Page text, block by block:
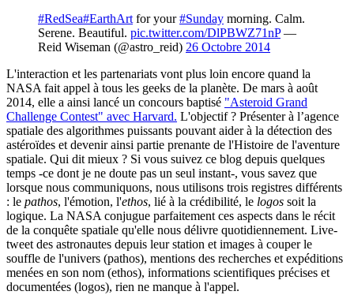
#RedSea#EarthArt for your#Sunday morning. Calm.
Serene. Beautiful. pic.twitter.com/DlPBWZ71nP—
Reid Wiseman (@astro_reid) 26 Octobre 2014
L'interaction et les partenariats vont plus loin encore quand la
NASA fait appel à tous les geeks de la planète. De mars à août
2014, elle a ainsi lancé un concours baptisé "Asteroid Grand
Challenge Contest" avec Harvard. L'objectif ? Présenter à l’agence
spatiale des algorithmes puissants pouvant aider à la détection des
astéroïdes et devenir ainsi partie prenante de l'Histoire de l'aventure
spatiale. Qui dit mieux ? Si vous suivez ce blog depuis quelques
temps -ce dont je ne doute pas un seul instant-, vous savez que
lorsque nous communiquons, nous utilisons trois registres différents
: le pathos, l'émotion, l'ethos, lié à la crédibilité, le logos soit la
logique. La NASA conjugue parfaitement ces aspects dans le récit
de la conquête spatiale qu'elle nous délivre quotidiennement. Live-
tweet des astronautes depuis leur station et images à couper le
souffle de l'univers (pathos), mentions des recherches et expéditions
menées en son nom (ethos), informations scientifiques précises et
documentées (logos), rien ne manque à l'appel.